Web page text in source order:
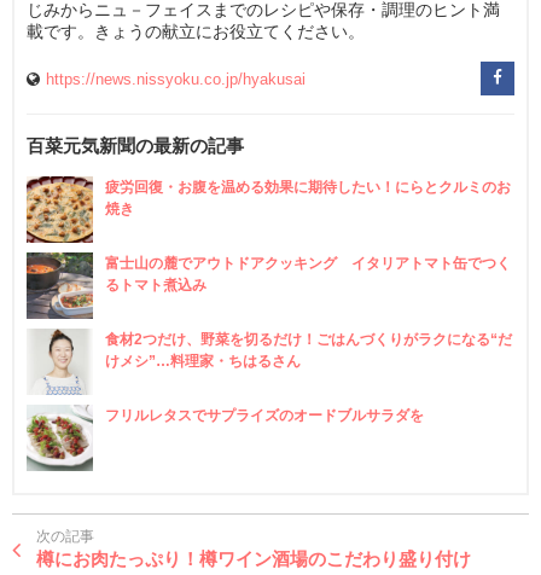
じみからニュ－フェイスまでのレシピや保存・調理のヒント満
載です。きょうの献立にお役立てください。
https://news.nissyoku.co.jp/hyakusai
百菜元気新聞の最新の記事
疲労回復・お腹を温める効果に期待したい！にらとクルミのお
焼き
富士山の麓でアウトドアクッキング イタリアトマト缶でつく
るトマト煮込み
食材2つだけ、野菜を切るだけ！ごはんづくりがラクになる“だ
けメシ”…料理家・ちはるさん
フリルレタスでサプライズのオードブルサラダを
次の記事
樽にお肉たっぷり！樽ワイン酒場のこだわり盛り付け